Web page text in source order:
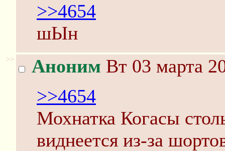
>>4654
шЫн
>> Аноним Вт 03 марта
>>4654
Мохнатка Когасы
виднеется из-за